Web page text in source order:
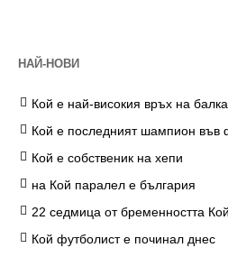
НАЙ-НОВИ
Кой е най-високия връх на
Кой е последният шампион във
Кой е собственик на хепи
на Кой паралел е българия
22 седмица от бременността
Кой футболист е починал днес